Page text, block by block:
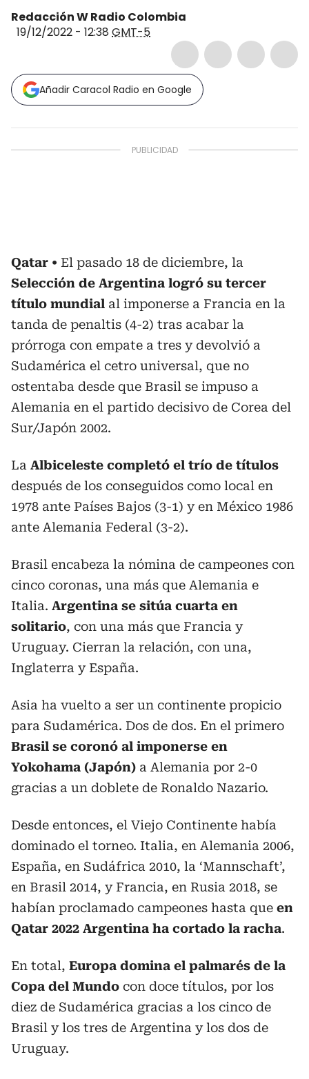
Redacción W Radio Colombia
19/12/2022 - 12:38 GMT-5
Añadir Caracol Radio en Google
Qatar
El pasado 18 de diciembre, la
Selección de Argentina logró su tercer
título mundial al imponerse a Francia en la
tanda de penaltis (4-2) tras acabar la
prórroga con empate a tres y devolvió a
Sudamérica el cetro universal, que no
ostentaba desde que Brasil se impuso a
Alemania en el partido decisivo de Corea del
Sur/Japón 2002.
La Albiceleste completó el trío de títulos
después de los conseguidos como local en
1978 ante Países Bajos (3-1) y en México 1986
ante Alemania Federal (3-2).
Brasil encabeza la nómina de campeones con
cinco coronas, una más que Alemania e
Italia. Argentina se sitúa cuarta en
solitario, con una más que Francia y
Uruguay. Cierran la relación, con una,
Inglaterra y España.
Asia ha vuelto a ser un continente propicio
para Sudamérica. Dos de dos. En el primero
Brasil se coronó al imponerse en
Yokohama (Japón) a Alemania por 2-0
gracias a un doblete de Ronaldo Nazario.
Desde entonces, el Viejo Continente había
dominado el torneo. Italia, en Alemania 2006,
España, en Sudáfrica 2010, la ‘Mannschaft’,
en Brasil 2014, y Francia, en Rusia 2018, se
habían proclamado campeones hasta que en
Qatar 2022 Argentina ha cortado la racha.
En total, Europa domina el palmarés de la
Copa del Mundo con doce títulos, por los
diez de Sudamérica gracias a los cinco de
Brasil y los tres de Argentina y los dos de
Uruguay.